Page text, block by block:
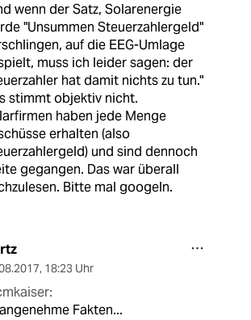
wenn der Satz, Solarenergie
"Unsummen Steuerzahlergeld"
auf die EEG-Umlage
muss ich leider sagen: der
hat damit nichts zu tun."
stimmt objektiv nicht.
haben jede Menge
erhalten (also
und sind dennoch
gegangen. Das war überall
Bitte mal googeln.
, 18:23 Uhr
Fakten...